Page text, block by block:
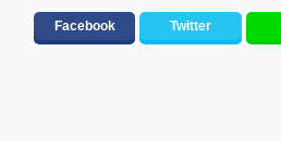
Facebook Twitter